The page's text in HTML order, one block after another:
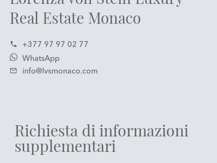
Real Estate Monaco
+377 97 97 02 77
WhatsApp
info@lvsmonaco.com
Richiesta di informazioni
supplementari